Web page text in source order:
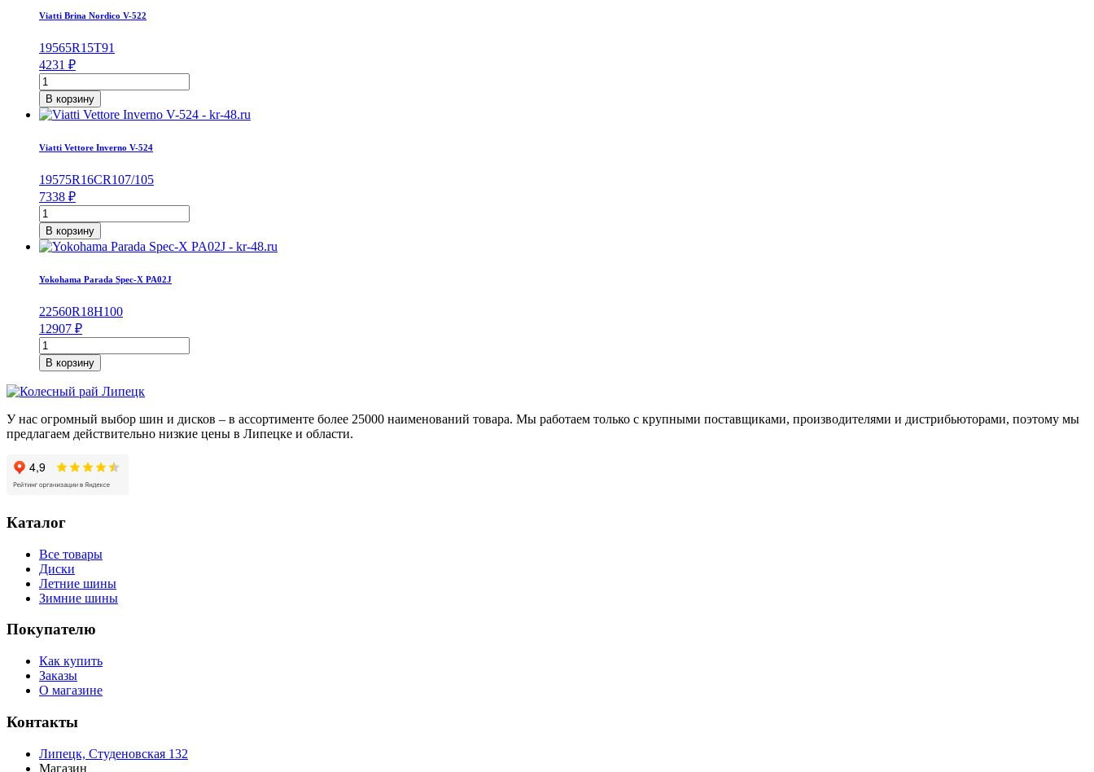
IZ2
215/50/R17
95
T
Viatti Brina Nordico V-522
19565R15T91
4231 ₽
Количество
товара
Viatti
Brina
V-
195/65/R15
91
T
В корзину
Viatti Vettore Inverno V-524
19575R16CR107/105
7338 ₽
Количество
товара
Viatti
Vettore
V-
195/75/R16C
107/105
R
В корзину
Yokohama Parada Spec-X PA02J
22560R18H100
12907 ₽
Количество
товара
Yokohama
Parada
Spec-
X
PA02J
100
H
В корзину
У нас огромный выбор шин и дисков – в ассортименте более 25000 наименований товара. Мы работаем только с крупными поставщиками, производителями и дистрибьюторами, поэтому мы
предлагаем действительно низкие цены в Липецке и области.
Каталог
Все товары
Диски
Летние шины
Зимние шины
Покупателю
Как купить
Заказы
О магазине
Контакты
Липецк, Студеновская 132
Магазин